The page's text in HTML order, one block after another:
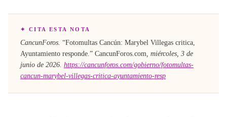
✦ CITA ESTA NOTA
CancunForos. “Fotomultas Cancún: Marybel Villegas critica,
Ayuntamiento responde .” CancunForos.com miércoles, 3 de
junio de 2026 https://cancunforos.com/gobierno/fotomultas-
cancun-marybel-villegas-critica-ayuntamiento-resp